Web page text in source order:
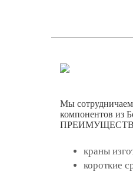
Мы
компонентов из
ПРЕИМУЩЕСТВА
краны
короткие